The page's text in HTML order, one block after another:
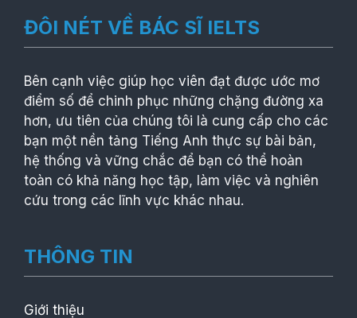
ĐÔI NÉT VỀ BÁC SĨ IELTS
Bên cạnh việc giúp học viên đạt được ước mơ
điểm số để chinh phục những chặng đường xa
hơn, ưu tiên của chúng tôi là cung cấp cho các
bạn một nền tảng Tiếng Anh thực sự bài bản,
hệ thống và vững chắc để bạn có thể hoàn
toàn có khả năng học tập, làm việc và nghiên
cứu trong các lĩnh vực khác nhau.
THÔNG TIN
Giới thiệu